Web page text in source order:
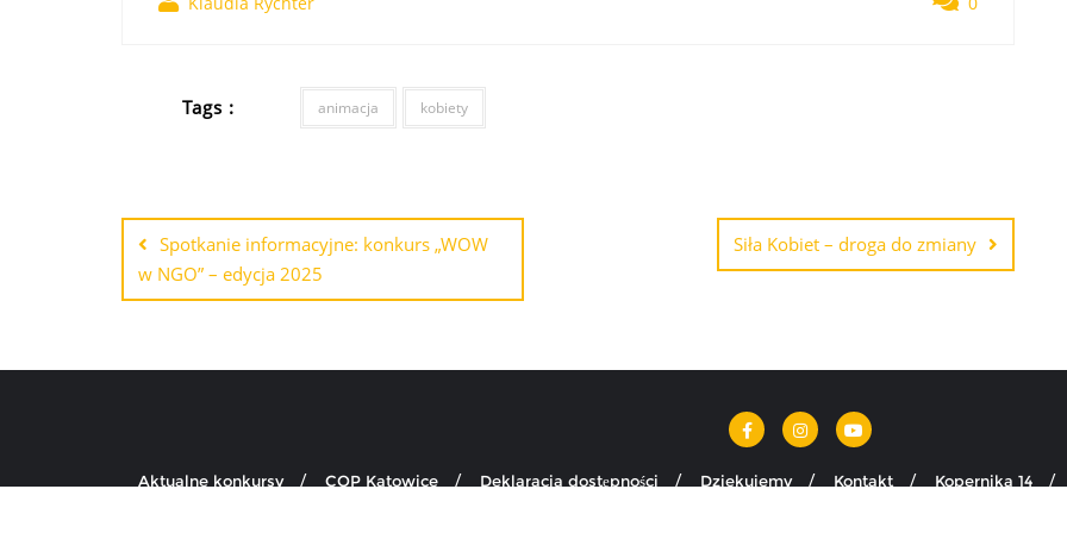
Tags : animacja kobiety
Spotkanie informacyjne: konkurs „WOW
w NGO” – edycja 2025
Siła Kobiet – droga do zmiany
Aktualne konkursy COP Katowice Deklaracja dostępności Dziekujemy Kontakt Kopernika 14